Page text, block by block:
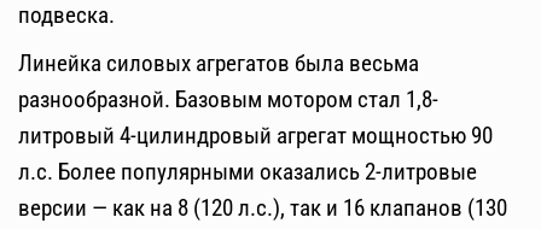
подвеска.
Линейка силовых агрегатов была весьма
разнообразной. Базовым мотором стал 1,8-
литровый 4-цилиндровый агрегат мощностью 90
л.с. Более популярными оказались 2-литровые
версии — как на 8 (120 л.с.), так и 16 клапанов (130